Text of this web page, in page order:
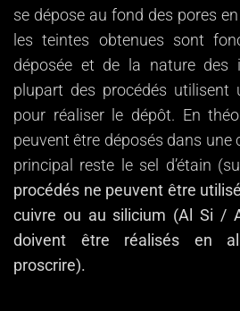
se dépose au fond des pores
les teintes obtenues sont
déposée et de la nature des
plupart des procédés utilisent
pour réaliser le dépôt. En
peuvent être déposés dans une
principal reste le sel d’étain
procédés ne peuvent être
cuivre ou au silicium (Al Si /
doivent être réalisés en
proscrire).